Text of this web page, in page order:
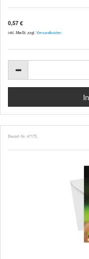
0,57 €
inkl. MwSt. zzgl. Versandkosten
Bestell-Nr. 47175